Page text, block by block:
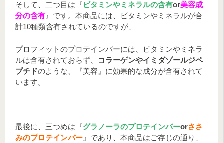
そして、二つ目は『ビタミンやミネラルの含有or美容成
分の含有 』です。本商品には、ビタミンやミネラルが合
計10種類含有されているのですが、
プロフィットのプロテインバーには、ビタミンやミネラ
ルは含有されておらず、
コラーゲンやイミダゾールジペ
プチドのような、『美容』に効果的な成分が含有されて
います。
最後に、三つめは『グラノーラのプロテインバーorささ
みのプロテインバー 』であり、本商品はご存じの通り、